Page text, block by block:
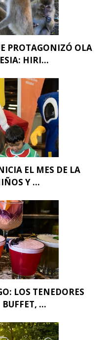
PROTAGONIZÓ OLA
HIRI...
EL MES DE LA
Y ...
LOS TENEDORES
...